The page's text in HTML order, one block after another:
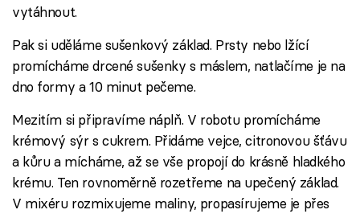
vytáhnout.
Pak si uděláme sušenkový základ. Prsty nebo lžící
promícháme drcené sušenky s máslem, natlačíme je na
dno formy a 10 minut pečeme.
Mezitím si připravíme náplň. V robotu promícháme
krémový sýr s cukrem. Přidáme vejce, citronovou šťávu
a kůru a mícháme, až se vše propojí do krásně hladkého
krému. Ten rovnoměrně rozetřeme na upečený základ.
V mixéru rozmixujeme maliny, propasírujeme je přes